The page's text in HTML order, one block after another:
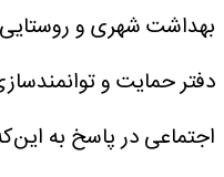
بهداشت شهری و
دفتر حمایت و
اجتماعی در پاسخ به